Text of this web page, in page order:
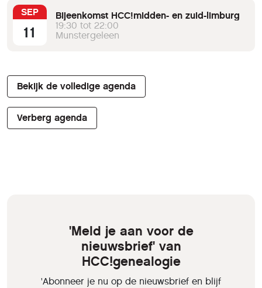
SEP
11
Bijeenkomst HCC!midden- en zuid-limburg
19:30 tot 22:00
Munstergeleen
Bekijk de volledige agenda
Verberg agenda
'Meld je aan voor de
nieuwsbrief' van
HCC!genealogie
'Abonneer je nu op de nieuwsbrief en blijf